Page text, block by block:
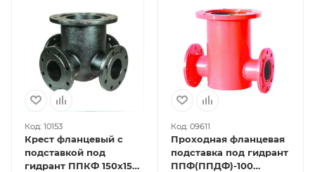
Код: 10153
Крест фланцевый с
подставкой под
гидрант ППКФ 150х150
Код: 09611
Проходная фланцевая
подставка под гидрант
ППФ(ППДФ)-100